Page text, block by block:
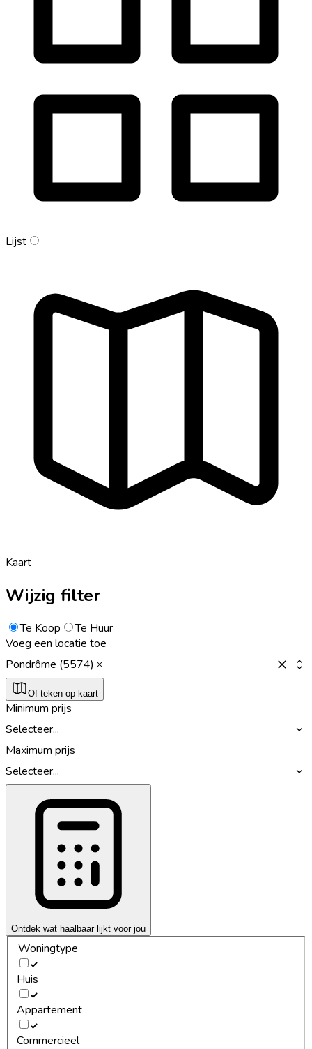
Lijst
Kaart
Wijzig filter
Te Koop
Te Huur
Voeg een locatie toe
Pondrôme (5574)
Of teken op kaart
Minimum prijs
Selecteer...
Maximum prijs
Selecteer...
Ontdek wat haalbaar lijkt voor jou
Woningtype
Huis
Appartement
Commercieel